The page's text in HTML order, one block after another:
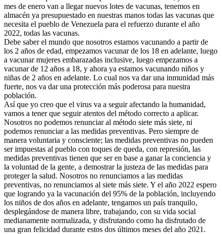
mes de enero van a llegar nuevos lotes de vacunas, tenemos en
almacén ya presupuestado en nuestras manos todas las vacunas que
necesita el pueblo de Venezuela para el refuerzo durante el año
2022, todas las vacunas.
Debe saber el mundo que nosotros estamos vacunando a partir de
los 2 años de edad, empezamos vacunar de los 18 en adelante, luego
a vacunar mujeres embarazadas inclusive, luego empezamos a
vacunar de 12 años a 18, y ahora ya estamos vacunando niños y
niñas de 2 años en adelante. Lo cual nos va dar una inmunidad más
fuerte, nos va dar una protección más poderosa para nuestra
población.
Así que yo creo que el virus va a seguir afectando la humanidad,
vamos a tener que seguir atentos del método correcto a aplicar.
Nosotros no podemos renunciar al método siete más siete, ni
podemos renunciar a las medidas preventivas. Pero siempre de
manera voluntaria y consciente; las medidas preventivas no pueden
ser impuestas al pueblo con toques de queda, con represión, las
medidas preventivas tienen que ser en base a ganar la conciencia y
la voluntad de la gente, a demostrar la justeza de las medidas para
proteger la salud. Nosotros no renunciamos a las medidas
preventivas, no renunciamos al siete más siete. Y el año 2022 espero
que logrando ya la vacunación del 95% de la población, incluyendo
los niños de dos años en adelante, tengamos un país tranquilo,
desplegándose de manera libre, trabajando, con su vida social
medianamente normalizada, y disfrutando como ha disfrutado de
una gran felicidad durante estos dos últimos meses del año 2021.